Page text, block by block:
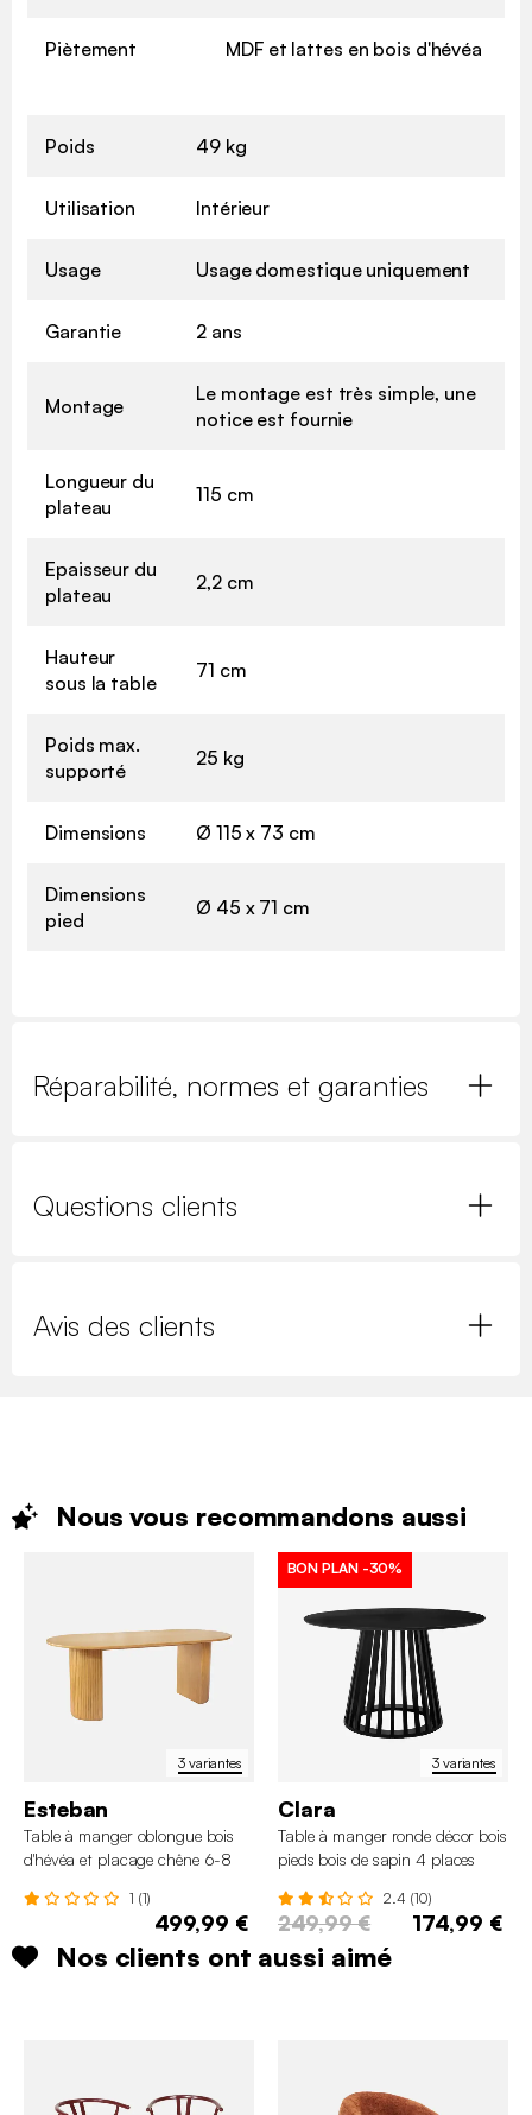
Piètement MDF et lattes en bois d'hévéa
Poids 49 kg
Utilisation Intérieur
Usage Usage domestique uniquement
Garantie 2 ans
Montage
Le montage est très simple, une
notice est fournie
Longueur du
plateau
115 cm
Epaisseur du
plateau
2,2 cm
Hauteur
sous la table
71 cm
Poids max.
supporté
25 kg
Dimensions Ø 115 x 73 cm
Dimensions
pied
Ø 45 x 71 cm
Réparabilité, normes et garanties
Questions clients
Avis des clients
Nous vous recommandons aussi
3 variantes
Esteban
Table à manger oblongue bois
d'hévéa et placage chêne 6-8
1 (1)
499,99 €
3 variantes
BON PLAN -30%
Clara
Table à manger ronde décor bois
pieds bois de sapin 4 places
2.4 (10)
249,99 € 174,99 €
Nos clients ont aussi aimé